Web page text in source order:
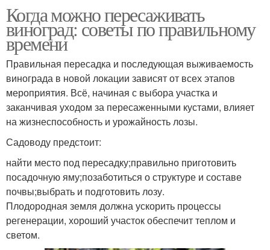
Когда можно пересаживать
виноград: советы по правильному
времени
Правильная пересадка и последующая выживаемость
винограда в новой локации зависят от всех этапов
мероприятия. Всё, начиная с выбора участка и
заканчивая уходом за пересаженными кустами, влияет
на жизнеспособность и урожайность лозы.
Садоводу предстоит:
найти место под пересадку;правильно приготовить
посадочную яму;позаботиться о структуре и составе
почвы;выбрать и подготовить лозу.
Плодородная земля должна ускорить процессы
регенерации, хороший участок обеспечит теплом и
светом.